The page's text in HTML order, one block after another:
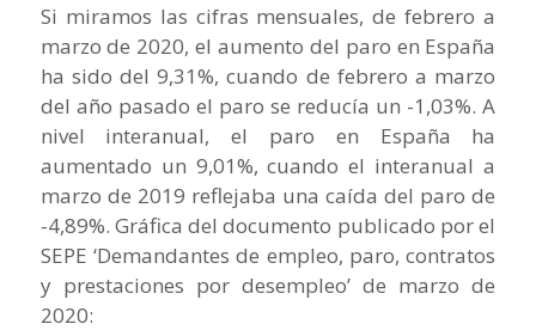
Si miramos las cifras mensuales, de febrero a
marzo de 2020, el aumento del paro en España
ha sido del 9,31%, cuando de febrero a marzo
del año pasado el paro se reducía un -1,03%. A
nivel interanual, el paro en España ha
aumentado un 9,01%, cuando el interanual a
marzo de 2019 reflejaba una caída del paro de
-4,89%. Gráfica del documento publicado por el
SEPE ‘Demandantes de empleo, paro, contratos
y prestaciones por desempleo’ de marzo de
2020: